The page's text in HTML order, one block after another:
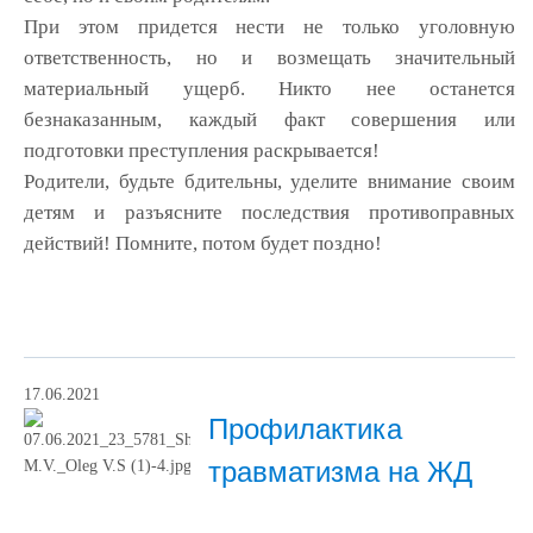
При этом придется нести не только уголовную
ответственность, но и возмещать значительный
материальный ущерб. Никто нее останется
безнаказанным, каждый факт совершения или
подготовки преступления раскрывается!
Родители, будьте бдительны, уделите внимание своим
детям и разъясните последствия противоправных
действий! Помните, потом будет поздно!
17.06.2021
Профилактика
травматизма на ЖД